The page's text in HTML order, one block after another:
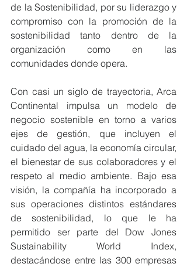
de la Sostenibilidad, por su liderazgo y
compromiso con la promoción de la
sostenibilidad tanto dentro de la
organización como en las
comunidades donde opera.
Con casi un siglo de trayectoria, Arca
Continental impulsa un modelo de
negocio sostenible en torno a varios
ejes de gestión, que incluyen el
cuidado del agua, la economía circular,
el bienestar de sus colaboradores y el
respeto al medio ambiente. Bajo esa
visión, la compañía ha incorporado a
sus operaciones distintos estándares
de sostenibilidad, lo que le ha
permitido ser parte del Dow Jones
Sustainability World Index,
destacándose entre las 300 empresas